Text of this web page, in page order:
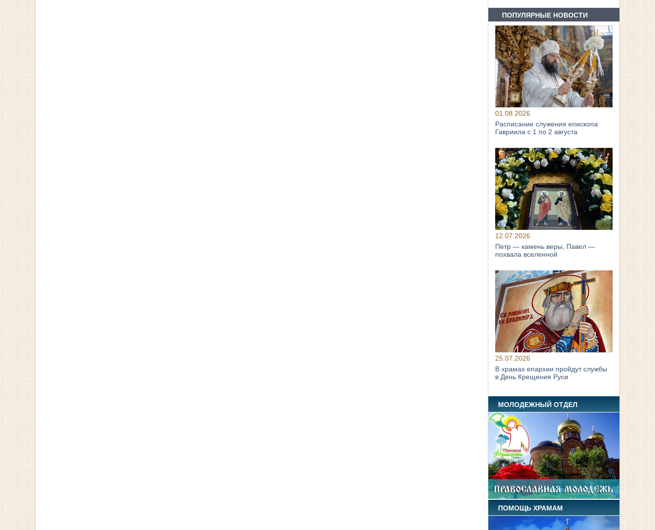
ПОПУЛЯРНЫЕ НОВОСТИ
01.08.2026
Расписание служения епископа
Гавриила с 1 по 2 августа
12.07.2026
Петр — камень веры, Павел —
похвала вселенной
25.07.2026
В храмах епархии пройдут службы
в День Крещения Руси
МОЛОДЕЖНЫЙ ОТДЕЛ
ПОМОЩЬ ХРАМАМ